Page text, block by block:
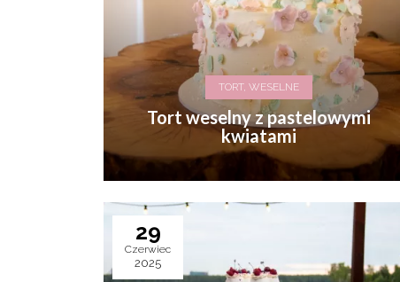
TORT, WESELNE
Tort weselny z pastelowymi
kwiatami
29
Czerwiec
2025